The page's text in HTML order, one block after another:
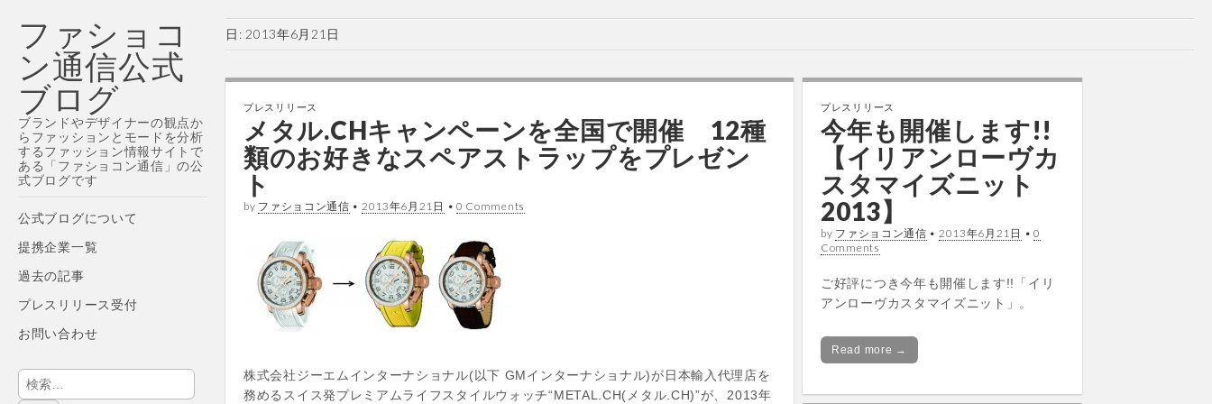
ファショコ
ン通信公式
ブログ
ブランドやデザイナーの観点か
らファッションとモードを分析
するファッション情報サイトで
ある「ファショコン通信」の公
式ブログです
Main
menu
Skip
content
公式ブログについて
提携企業一覧
過去の記事
プレスリリース受付
お問い合わせ
検
索:
日: 2013年6月21日
プレスリリース
メタル.CHキャンペーンを全国で開催 12種
類のお好きなスペアストラップをプレゼン
ト
by ファショコン通信 • 2013年6月21日 • 0 Comments
株式会社ジーエムインターナショナル(以下 GMインターナショナル)が日本輸入代理店を
務めるスイス発プレミアムライフスタイルウォッチ“METAL.CH(メタル.CH)”が、2013年
プレスリリース
今年も開催します!!
【イリアンローヴカ
スタマイズニット
2013】
by ファショコン通信 • 2013年6月21日 • 0
Comments
ご好評につき今年も開催します!!「イリ
アンローヴカスタマイズニット」。
Read more →